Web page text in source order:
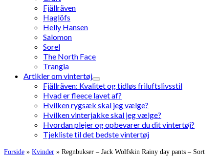
Fjällräven
Haglöfs
Helly Hansen
Salomon
Sorel
The North Face
Trangia
Artikler om vintertøj
Fjällräven: Kvalitet og tidløs friluftslivsstil
Hvad er fleece lavet af?
Hvilken rygsæk skal jeg vælge?
Hvilken vinterjakke skal jeg vælge?
Hvordan plejer og opbevarer du dit vintertøj?
Tjekliste til det bedste vintertøj
Forside » Kvinder » Regnbukser – Jack Wolfskin Rainy day pants – Sort